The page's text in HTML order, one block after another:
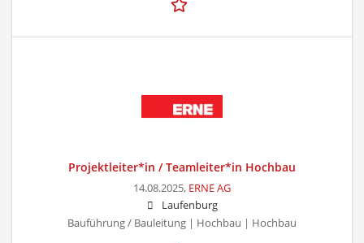
Projektleiter*in / Teamleiter*in Hochbau
14.08.2025, ERNE AG
Laufenburg
Bauführung / Bauleitung | Hochbau | Hochbau